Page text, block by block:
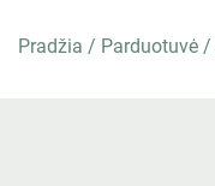
Pradžia / Parduotuvė /